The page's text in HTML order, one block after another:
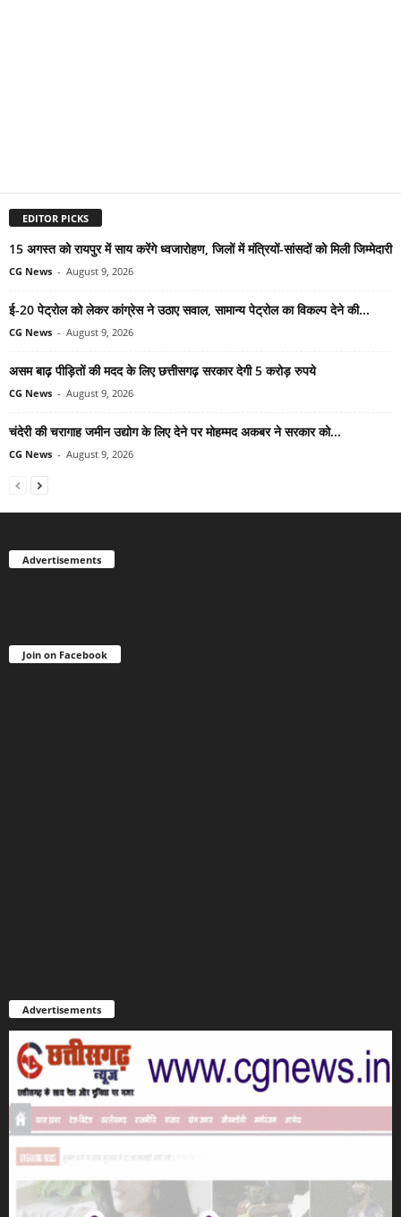
EDITOR PICKS
15 अगस्त को रायपुर में साय करेंगे ध्वजारोहण, जिलों में मंत्रियों-सांसदों को मिली जिम्मेदारी
CG News - August 9, 2026
ई-20 पेट्रोल को लेकर कांग्रेस ने उठाए सवाल, सामान्य पेट्रोल का विकल्प देने की...
CG News - August 9, 2026
असम बाढ़ पीड़ितों की मदद के लिए छत्तीसगढ़ सरकार देगी 5 करोड़ रुपये
CG News - August 9, 2026
चंदेरी की चरागाह जमीन उद्योग के लिए देने पर मोहम्मद अकबर ने सरकार को...
CG News - August 9, 2026
Advertisements
Join on Facebook
Advertisements